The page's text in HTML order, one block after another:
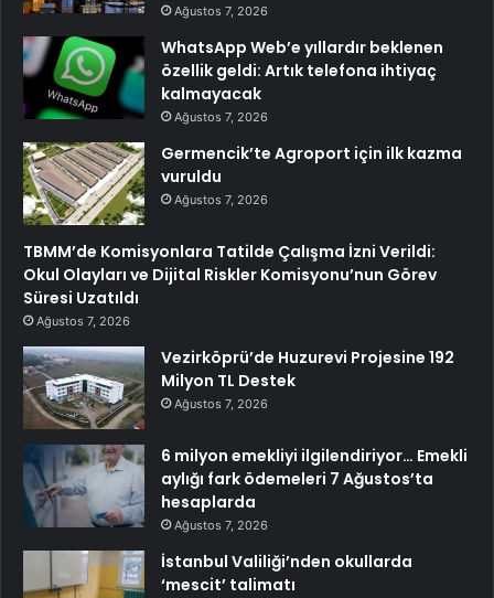
Ağustos 7, 2026
WhatsApp Web’e yıllardır beklenen
özellik geldi: Artık telefona ihtiyaç
kalmayacak
Ağustos 7, 2026
Germencik’te Agroport için ilk kazma
vuruldu
Ağustos 7, 2026
TBMM’de Komisyonlara Tatilde Çalışma İzni Verildi:
Okul Olayları ve Dijital Riskler Komisyonu’nun Görev
Süresi Uzatıldı
Ağustos 7, 2026
Vezirköprü’de Huzurevi Projesine 192
Milyon TL Destek
Ağustos 7, 2026
6 milyon emekliyi ilgilendiriyor… Emekli
aylığı fark ödemeleri 7 Ağustos’ta
hesaplarda
Ağustos 7, 2026
İstanbul Valiliği’nden okullarda
‘mescit’ talimatı